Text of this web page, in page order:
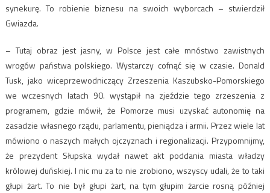
synekurę. To robienie biznesu na swoich wyborcach – stwierdził
Gwiazda.
– Tutaj obraz jest jasny, w Polsce jest całe mnóstwo zawistnych
wrogów państwa polskiego. Wystarczy cofnąć się w czasie. Donald
Tusk, jako wiceprzewodniczący Zrzeszenia Kaszubsko-Pomorskiego
we wczesnych latach 90. wystąpił na zjeździe tego zrzeszenia z
programem, gdzie mówił, że Pomorze musi uzyskać autonomię na
zasadzie własnego rządu, parlamentu, pieniądza i armii. Przez wiele lat
mówiono o naszych małych ojczyznach i regionalizacji. Przypomnijmy,
że prezydent Słupska wydał nawet akt poddania miasta władzy
królowej duńskiej. I nic mu za to nie zrobiono, wszyscy udali, że to taki
głupi żart. To nie był głupi żart, na tym głupim żarcie rosną później